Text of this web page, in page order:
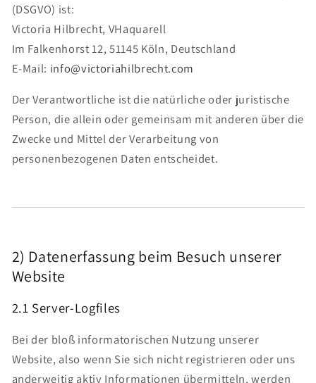
(DSGVO) ist:
Victoria Hilbrecht, VHaquarell
Im Falkenhorst 12, 51145 Köln, Deutschland
E-Mail: info@victoriahilbrecht.com
Der Verantwortliche ist die natürliche oder juristische
Person, die allein oder gemeinsam mit anderen über die
Zwecke und Mittel der Verarbeitung von
personenbezogenen Daten entscheidet.
2) Datenerfassung beim Besuch unserer
Website
2.1 Server-Logfiles
Bei der bloß informatorischen Nutzung unserer
Website, also wenn Sie sich nicht registrieren oder uns
anderweitig aktiv Informationen übermitteln, werden